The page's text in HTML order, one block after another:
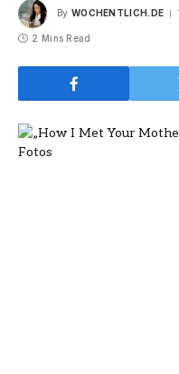
By WOCHENTLICH.DE
2 Mins Read